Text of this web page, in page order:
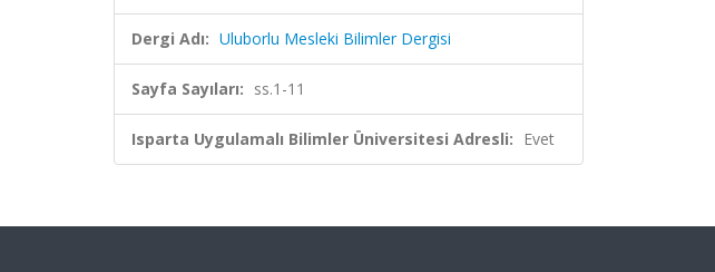
Dergi Adı: Uluborlu Mesleki Bilimler Dergisi
Sayfa Sayıları: ss.1-11
Isparta Uygulamalı Bilimler Üniversitesi Adresli: Evet